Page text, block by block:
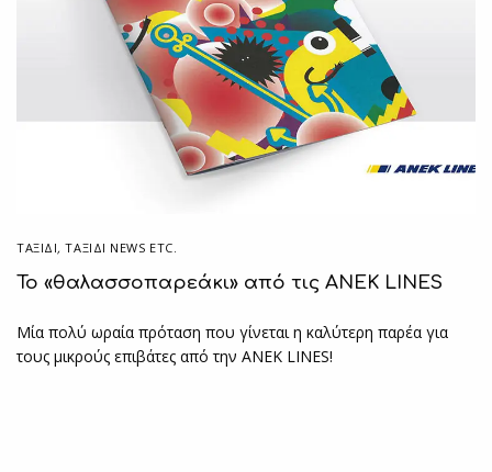
ΤΑΞΙΔΙ,ΤΑΞΊΔΙ NEWS ETC.
To «θαλασσοπαρεάκι» από τις ΑΝΕΚ LINES
Μία πολύ ωραία πρόταση που γίνεται η καλύτερη παρέα για
τους μικρούς επιβάτες από την ΑΝΕΚ LINES!